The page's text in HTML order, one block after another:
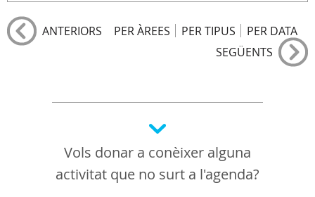
ANTERIORS PER ÀREES PER TIPUS
PER DATA
SEGÜENTS
Vols donar a conèixer alguna
activitat que no surt a l'agenda?